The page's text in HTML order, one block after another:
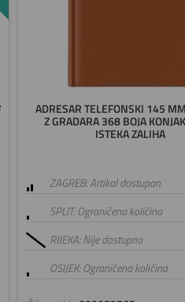
ADRESAR TELEFONSKI 145
Z GRADARA 368 BOJA
ISTEKA ZALIHA
ZAGREB: Artikal dostupan
SPLIT: Ograničena količina
RIJEKA: Nije dostupno
OSIJEK: Ograničena količina